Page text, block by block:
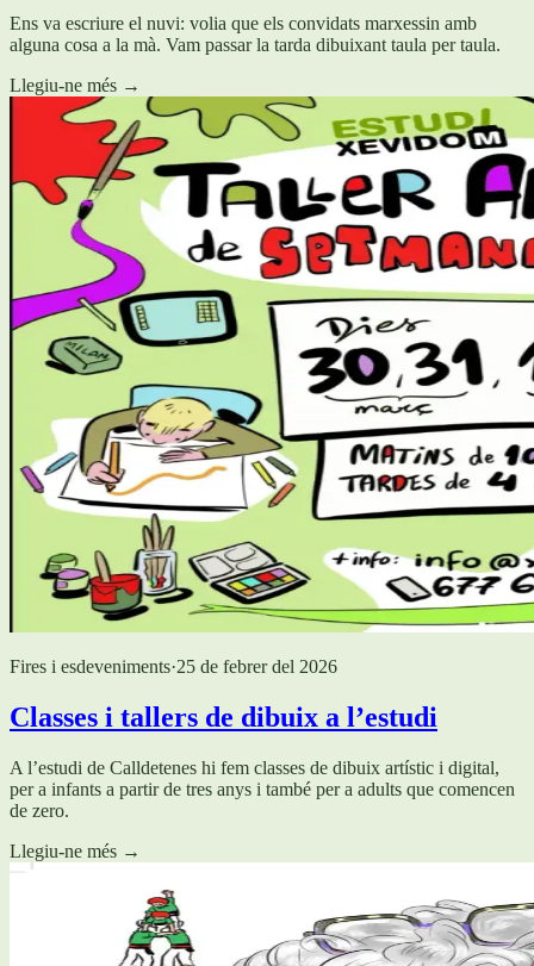
Ens va escriure el nuvi: volia que els convidats marxessin amb
alguna cosa a la mà. Vam passar la tarda dibuixant taula per taula.
Llegiu-ne més →
Fires i esdeveniments·25 de febrer del 2026
Classes i tallers de dibuix a l’estudi
A l’estudi de Calldetenes hi fem classes de dibuix artístic i digital,
per a infants a partir de tres anys i també per a adults que comencen
de zero.
Llegiu-ne més →